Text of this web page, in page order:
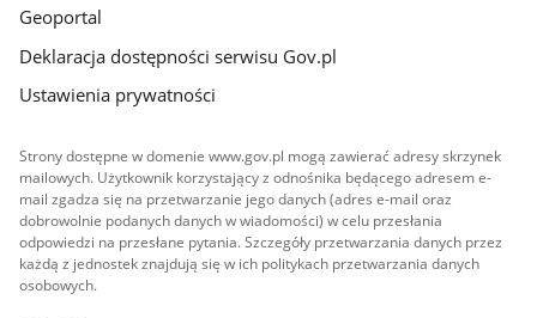
Geoportal
Deklaracja dostępności serwisu Gov.pl
Ustawienia prywatności
Strony dostępne w domenie www.gov.pl mogą zawierać adresy skrzynek
mailowych. Użytkownik korzystający z odnośnika będącego adresem e-
mail zgadza się na przetwarzanie jego danych (adres e-mail oraz
dobrowolnie podanych danych w wiadomości) w celu przesłania
odpowiedzi na przesłane pytania. Szczegóły przetwarzania danych przez
każdą z jednostek znajdują się w ich politykach przetwarzania danych
osobowych.